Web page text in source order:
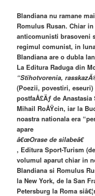
Blandiana nu ramane
Romulus Rusan. Chiar
anticomunisti brasoveni
regimul comunist, in
Blandiana are o dubla
La Editura Raduga din
“Stihotvorenia,
(Poezii, povestiri,
postfaÅ£Äƒ de
Mihail RoÅŸcin, iar la
noastra nationala era
apare
â€œOrase de silabeâ€
, Editura Sport-Turism
volumul aparut chiar in
Blandiana si Romulus
la New York, de la San
Petersburg la Roma